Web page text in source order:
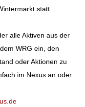
statt.
alle Aktiven aus der
WRG ein, den
oder Aktionen zu
im Nexus an oder